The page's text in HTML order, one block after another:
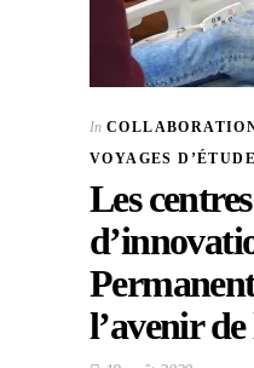
In
VOYAGES D’ÉTUDE
Les centres
l’avenir